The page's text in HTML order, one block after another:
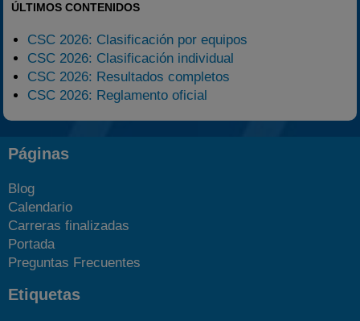
ÚLTIMOS CONTENIDOS
CSC 2026: Clasificación por equipos
CSC 2026: Clasificación individual
CSC 2026: Resultados completos
CSC 2026: Reglamento oficial
Páginas
Blog
Calendario
Carreras finalizadas
Portada
Preguntas Frecuentes
Etiquetas